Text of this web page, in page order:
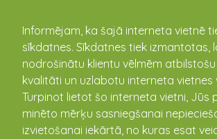
Informējam, ka šajā interneta vietnē
sīkdatnes. Sīkdatnes tiek izmantotas,
nodrošinātu klientu vēlmēm
kvalitāti un uzlabotu interneta vietnes
Turpinot lietot šo interneta vietni, Jūs
minēto mērķu sasniegšanai
izvietošanai iekārtā, no kuras esat
kandava.lv
PASĀKUMU
KALENDĀRS